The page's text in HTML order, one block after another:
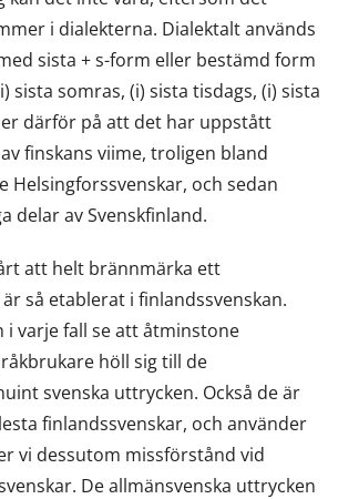
i dialekterna. Dialektalt används
sista + s-form eller bestämd form
sista somras, (i) sista tisdags, (i) sista
därför på att det har uppstått
finskans viime, troligen bland
Helsingforssvenskar, och sedan
delar av Svenskfinland.
att helt brännmärka ett
så etablerat i finlandssvenskan.
i varje fall se att åtminstone
höll sig till de
svenska uttrycken. Också de är
finlandssvenskar, och använder
vi dessutom missförstånd vid
De allmänsvenska uttrycken